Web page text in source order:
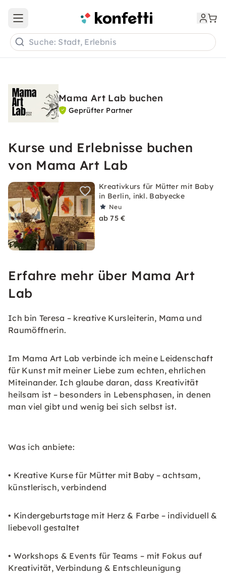
Open main menu
Suche: Stadt, Erlebnis
Mama Art Lab buchen
Geprüfter Partner
Kurse und Erlebnisse buchen
von Mama Art Lab
Kreativkurs für Mütter mit Baby
in Berlin, inkl. Babyecke
Neu
ab 75 €
Erfahre mehr über Mama Art
Lab
Ich bin Teresa – kreative Kursleiterin, Mama und
Raumöffnerin.
Im Mama Art Lab verbinde ich meine Leidenschaft
für Kunst mit meiner Liebe zum echten, ehrlichen
Miteinander. Ich glaube daran, dass Kreativität
heilsam ist – besonders in Lebensphasen, in denen
man viel gibt und wenig bei sich selbst ist.
Was ich anbiete:
• Kreative Kurse für Mütter mit Baby – achtsam,
künstlerisch, verbindend
• Kindergeburtstage mit Herz & Farbe – individuell &
liebevoll gestaltet
• Workshops & Events für Teams – mit Fokus auf
Kreativität, Verbindung & Entschleunigung